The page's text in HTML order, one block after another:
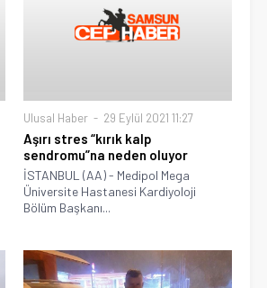
Ulusal Haber 29 Eylül 2021 11:27
Aşırı stres “kırık kalp
sendromu”na neden oluyor
İSTANBUL (AA) - Medipol Mega
Üniversite Hastanesi Kardiyoloji
Bölüm Başkanı...